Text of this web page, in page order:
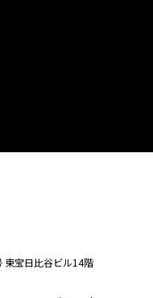
東宝日比谷ビル14階